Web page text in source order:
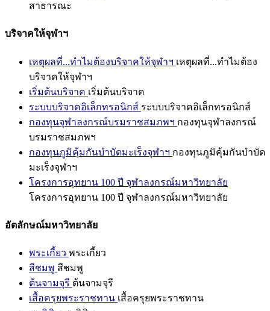
สาธารณะ
บริจาคให้จุฬาฯ
เหตุผลที่...ทำไมต้องบริจาคให้จุฬาฯ เหตุผลที่...ทำไมต้อง
บริจาคให้จุฬาฯ
เริ่มต้นบริจาค เริ่มต้นบริจาค
ระบบบริจาคอิเล็กทรอนิกส์ ระบบบริจาคอิเล็กทรอนิกส์
กองทุนจุฬาลงกรณ์บรมราชสมภพฯ กองทุนจุฬาลงกรณ์
บรมราชสมภพฯ
กองทุนภูมิคุ้มกันบำบัดมะเร็งจุฬาฯ กองทุนภูมิคุ้มกันบำบัด
มะเร็งจุฬาฯ
โครงการอุทยาน 100 ปี จุฬาลงกรณ์มหาวิทยาลัย
โครงการอุทยาน 100 ปี จุฬาลงกรณ์มหาวิทยาลัย
อัตลักษณ์มหาวิทยาลัย
พระเกี้ยว พระเกี้ยว
สีชมพู สีชมพู
ต้นจามจุรี ต้นจามจุรี
เสื้อครุยพระราชทาน เสื้อครุยพระราชทาน